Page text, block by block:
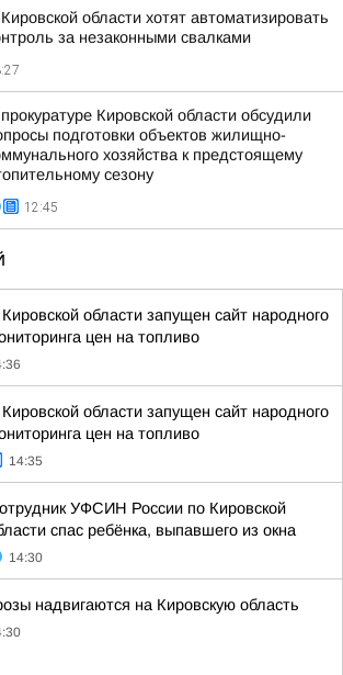
области хотят автоматизировать
за незаконными свалками
Кировской области обсудили
подготовки объектов жилищно-
хозяйства к предстоящему
сезону
12:45
области запущен сайт народного
цен на топливо
области запущен сайт народного
цен на топливо
14:35
УФСИН России по Кировской
спас ребёнка, выпавшего из окна
14:30
надвигаются на Кировскую область